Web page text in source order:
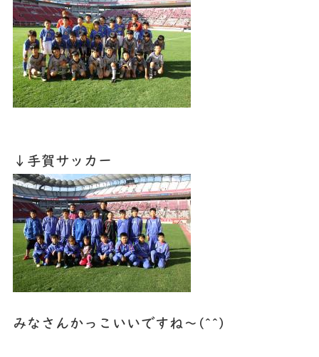
↓手賀サッカー
みなさんかっこいいですね～(^^)